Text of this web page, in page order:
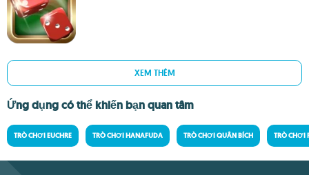
XEM THÊM
Ứng dụng có thể khiến bạn quan tâm
TRÒ CHƠI EUCHRE TRÒ CHƠI HANAFUDA TRÒ CHƠI QUÂN BÍCH TRÒ CHƠI